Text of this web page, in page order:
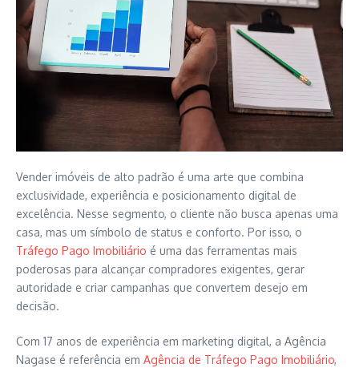
Vender imóveis de alto padrão é uma arte que combina
exclusividade, experiência e posicionamento digital de
excelência. Nesse segmento, o cliente não busca apenas uma
casa, mas um símbolo de status e conforto. Por isso, o
Tráfego Pago Imobiliário é uma das ferramentas mais
poderosas para alcançar compradores exigentes, gerar
autoridade e criar campanhas que convertem desejo em
decisão.
Com 17 anos de experiência em marketing digital, a Agência
Nagase é referência em Agência de Tráfego Pago Imobiliário,